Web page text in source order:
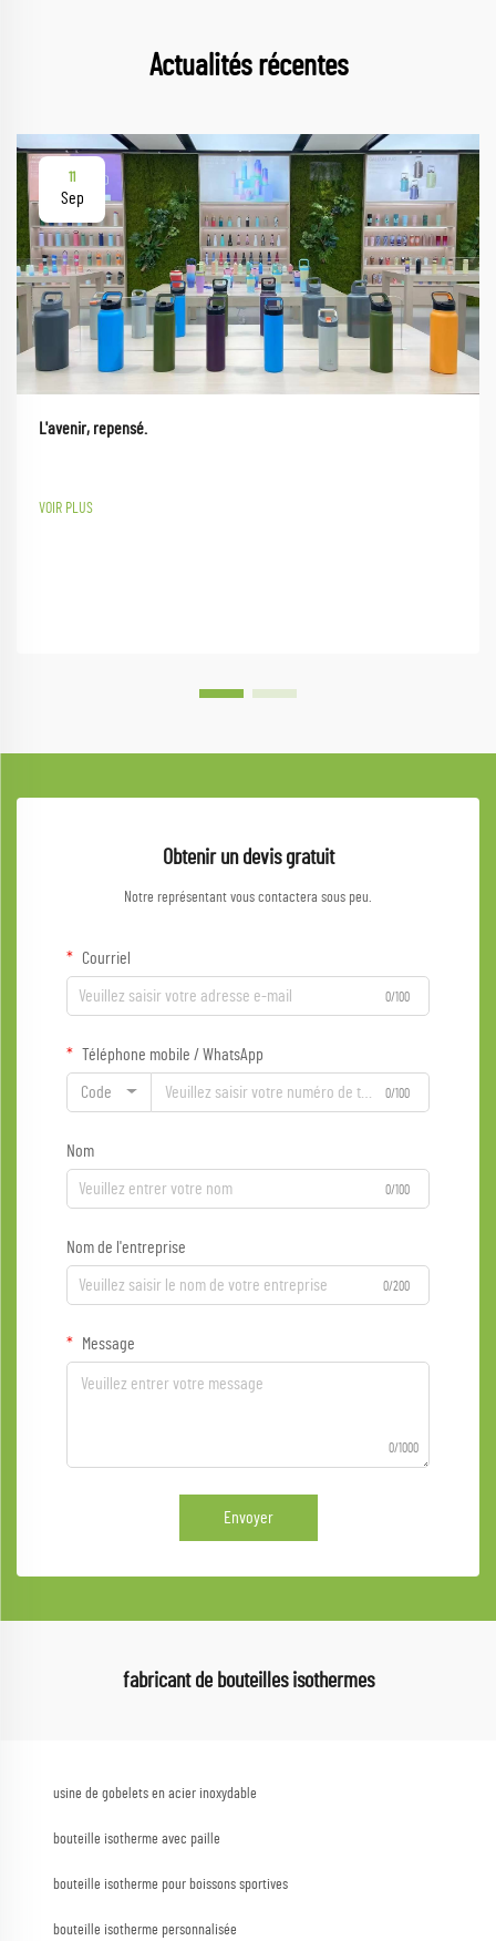
Actualités récentes
11
Sep
L'avenir, repensé.
VOIR PLUS
Obtenir un devis gratuit
Notre représentant vous contactera sous peu.
Courriel
0/100
Téléphone mobile / WhatsApp
Code 0/100
Nom
0/100
Nom de l'entreprise
0/200
Message
0/1000
Envoyer
fabricant de bouteilles isothermes
usine de gobelets en acier inoxydable
bouteille isotherme avec paille
bouteille isotherme pour boissons sportives
bouteille isotherme personnalisée